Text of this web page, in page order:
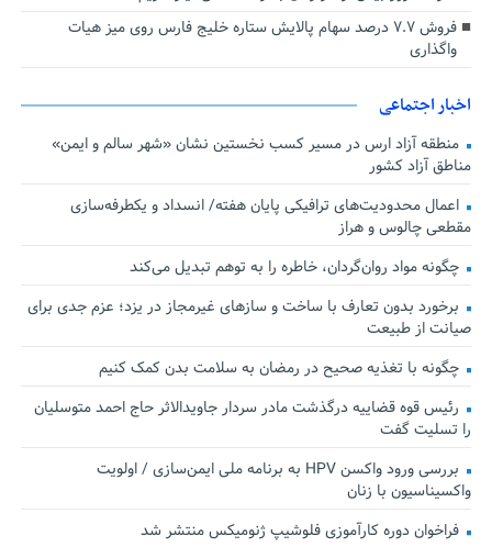
فروش ۷.۷ درصد سهام پالایش ستاره خلیج فارس روی میز هیات
واگذاری
اخبار اجتماعی
منطقه آزاد ارس در مسیر کسب نخستین نشان «شهر سالم و ایمن»
مناطق آزاد کشور
اعمال محدودیت‌های ترافیکی پایان هفته/ انسداد و یکطرفه‌سازی
مقطعی چالوس و هراز
چگونه مواد روان‌گردان، خاطره را به توهم تبدیل می‌کند
برخورد بدون تعارف با ساخت‌ و سازهای غیرمجاز در یزد؛ عزم جدی برای
صیانت از طبیعت
چگونه با تغذیه صحیح در رمضان به سلامت بدن کمک کنیم
رئیس قوه قضاییه درگذشت مادر سردار جاویدالاثر حاج احمد متوسلیان
را تسلیت گفت
بررسی ورود واکسن HPV به برنامه ملی ایمن‌سازی / اولویت
واکسیناسیون با زنان
فراخوان دوره کارآموزی فلوشیپ ژنومیکس منتشر شد